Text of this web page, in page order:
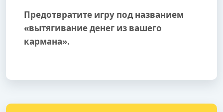
Предотвратите игру под названием
«вытягивание денег из вашего
кармана».